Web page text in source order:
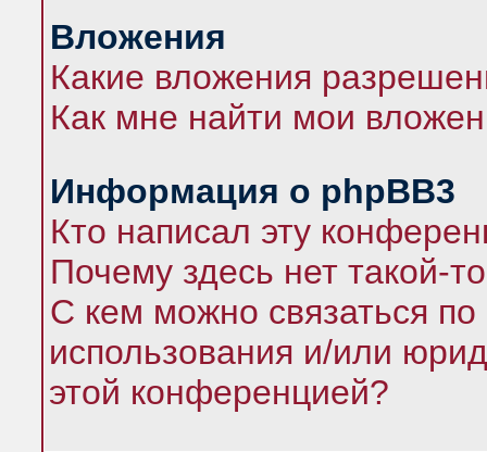
Вложения
Какие вложения
Как мне найти мои
Информация о phpBB3
Кто написал эту
Почему здесь нет такой-
С кем можно связаться по
использования и/или
этой конференцией?